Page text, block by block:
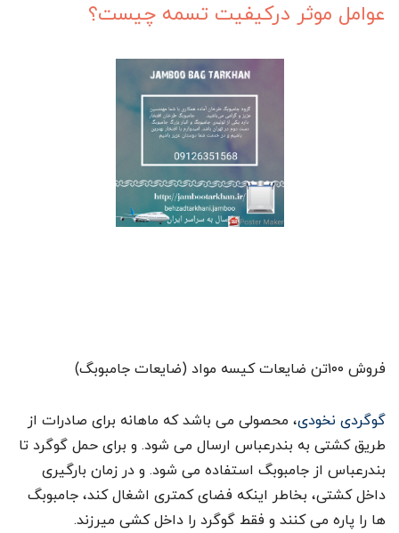
عوامل موثر درکیفیت تسمه چیست؟
فروش ۱۰۰تن ضایعات کیسه مواد (ضایعات جامبوبگ)
گوگردی نخودی، محصولی می باشد که ماهانه برای صادرات از
طریق کشتی به بندرعباس ارسال می شود. و برای حمل گوگرد تا
بندرعباس از جامبوبگ استفاده می شود. و در زمان بارگیری
داخل کشتی، بخاطر اینکه فضای کمتری اشغال کند، جامبوبگ
ها را پاره می کنند و فقط گوگرد را داخل کشی میرزند.